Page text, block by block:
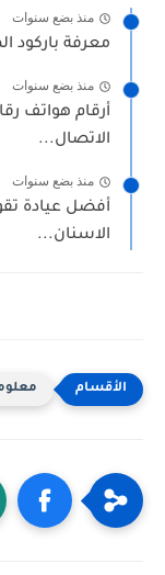
منذ بضع سنوات
معرفة باركود
منذ بضع سنوات
أرقام هواتف
الاتصال...
منذ بضع سنوات
الاسنان...